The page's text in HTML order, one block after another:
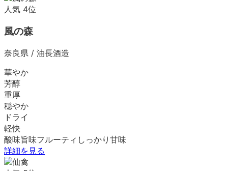
人気 4位
風の森
奈良県 / 油長酒造
華やか
芳醇
重厚
穏やか
ドライ
軽快
酸味旨味フルーティ しっかり 甘味
詳細を見る